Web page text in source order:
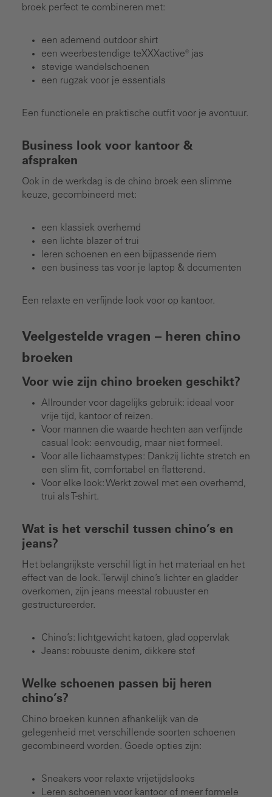
broek perfect te combineren met:
een ademend outdoor shirt
een weerbestendige teXXXactive® jas
stevige wandelschoenen
een rugzak voor je essentials
Een functionele en praktische outfit voor je avontuur.
Business look voor kantoor &
afspraken
Ook in de werkdag is de chino broek een slimme
keuze, gecombineerd met:
een klassiek overhemd
een lichte blazer of trui
leren schoenen en een bijpassende riem
een business tas voor je laptop & documenten
Een relaxte en verfijnde look voor op kantoor.
Veelgestelde vragen – heren chino
broeken
Voor wie zijn chino broeken geschikt?
Allrounder voor dagelijks gebruik: ideaal voor
vrije tijd, kantoor of reizen.
Voor mannen die waarde hechten aan verfijnde
casual look: eenvoudig, maar niet formeel.
Voor alle lichaamstypes: Dankzij lichte stretch en
een slim fit, comfortabel en flatterend.
Voor elke look: Werkt zowel met een overhemd,
trui als T-shirt.
Wat is het verschil tussen chino’s en
jeans?
Het belangrijkste verschil ligt in het materiaal en het
effect van de look. Terwijl chino’s lichter en gladder
overkomen, zijn jeans meestal robuuster en
gestructureerder.
Chino’s: lichtgewicht katoen, glad oppervlak
Jeans: robuuste denim, dikkere stof
Welke schoenen passen bij heren
chino’s?
Chino broeken kunnen afhankelijk van de
gelegenheid met verschillende soorten schoenen
gecombineerd worden. Goede opties zijn:
Sneakers voor relaxte vrijetijdslooks
Leren schoenen voor kantoor of meer formele